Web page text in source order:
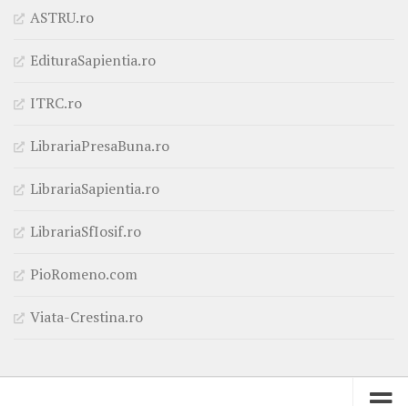
ASTRU.ro
EdituraSapientia.ro
ITRC.ro
LibrariaPresaBuna.ro
LibrariaSapientia.ro
LibrariaSfIosif.ro
PioRomeno.com
Viata-Crestina.ro